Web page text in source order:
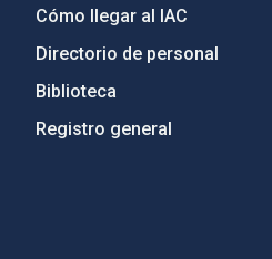
Cómo llegar al IAC
Directorio de personal
Biblioteca
Registro general